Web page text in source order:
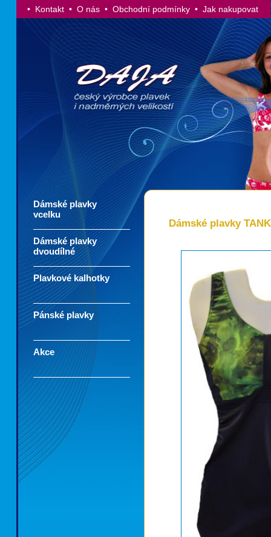
• Kontakt • O nás • Obchodní podmínky • Jak nakupovat
Dámské plavky
vcelku
Dámské plavky
dvoudílné
Plavkové kalhotky
Pánské plavky
Akce
Dámské plavky